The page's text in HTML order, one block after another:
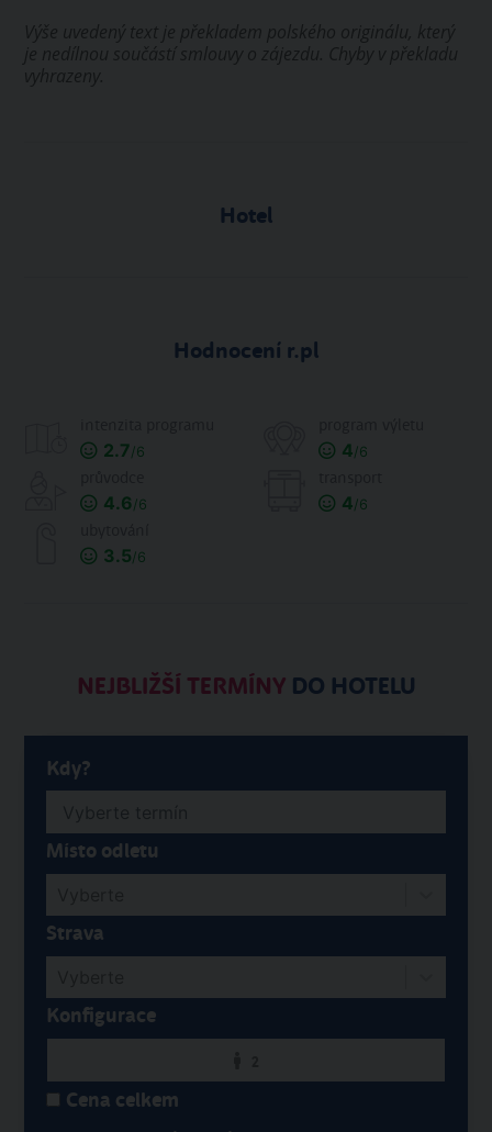
Hotel
Hodnocení r.pl
2.7/6 4/6
4.6/6 4/6
3.5/6
NEJBLIŽŠÍ TERMÍNYDO HOTELU
Kdy?
Místo odletu
Strava
Konfigurace
Cena celkem